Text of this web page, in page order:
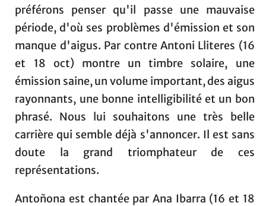
préférons penser qu'il passe une mauvaise
période, d'où ses problèmes d'émission et son
manque d'aigus. Par contre Antoni Lliteres (16
et 18 oct) montre un timbre solaire, une
émission saine, un volume important, des aigus
rayonnants, une bonne intelligibilité et un bon
phrasé. Nous lui souhaitons une très belle
carrière qui semble déjà s'annoncer. Il est sans
doute la grand triomphateur de ces
représentations.
Antoñona est chantée par Ana Ibarra (16 et 18